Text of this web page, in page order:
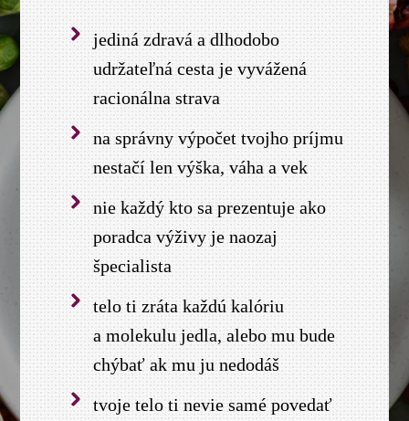
jediná zdravá a dlhodobo
udržateľná cesta je vyvážená
racionálna strava
na správny výpočet tvojho príjmu
nestačí len výška, váha a vek
nie každý kto sa prezentuje ako
poradca výživy je naozaj
špecialista
telo ti zráta každú kalóriu
a molekulu jedla, alebo mu bude
chýbať ak mu ju nedodáš
tvoje telo ti nevie samé povedať